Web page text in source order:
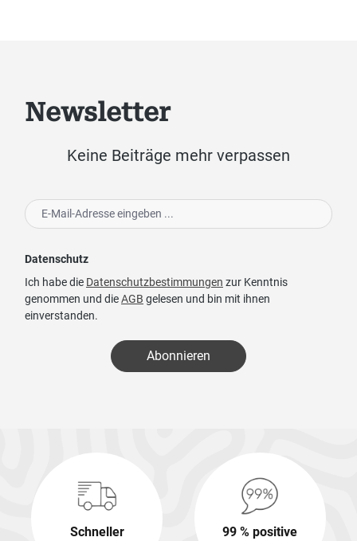
Newsletter
Keine Beiträge mehr verpassen
Datenschutz
Ich habe die Datenschutzbestimmungen zur Kenntnis
genommen und dieAGB gelesen und bin mit ihnen
einverstanden.
Abonnieren
Schneller
99 % positive